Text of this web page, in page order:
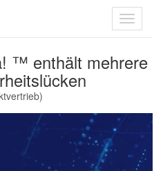
™ enthält mehrere
)